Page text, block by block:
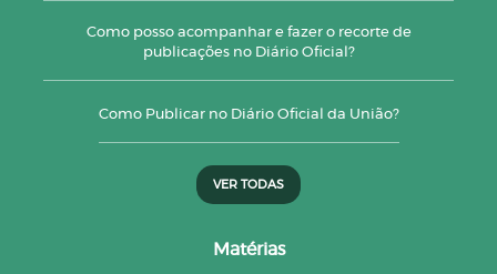
Como posso acompanhar e fazer o recorte de
publicações no Diário Oficial?
Como Publicar no Diário Oficial da União?
VER TODAS
Matérias